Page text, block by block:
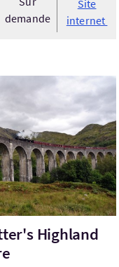
demande
Site
internet
Potter's Highland
Highland